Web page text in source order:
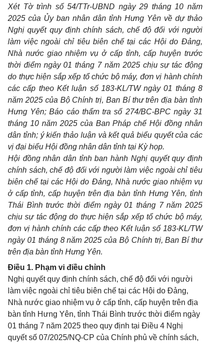
Xét Tờ trình số 54/TTr-UBND ngày 29 tháng 10 năm
2025 của Ủy ban nhân dân tỉnh Hưng Yên về dự thảo
Nghị quyết quy định chính sách, chế độ đối với người
làm việc ngoài chỉ tiêu biên chế tại các Hội do Đảng,
Nhà nước giao nhiệm vụ ở cấp tỉnh, cấp huyện trước
thời điểm ngày 01 tháng 7 năm 2025 chịu sự tác động
do thực hiện sắp xếp tổ chức bộ máy, đơn vị hành chính
các cấp theo Kết luận số 183-KL/TW ngày 01 tháng 8
năm 2025 của Bộ Chính trị, Ban Bí thư trên địa bàn tỉnh
Hưng Yên; Báo cáo thẩm tra số 274/BC-BPC ngày 31
tháng 10 năm 2025 của Ban Pháp chế Hội đồng nhân
dân tỉnh; ý kiến thảo luận và kết quả biểu quyết của các
vị đại biểu Hội đồng nhân dân tỉnh tại Kỳ họp.
Hội đồng nhân dân tỉnh ban hành Nghị quyết quy định
chính sách, chế độ đối với người làm việc ngoài chỉ tiêu
biên chế tại các Hội do Đảng, Nhà nước giao nhiệm vụ
ở cấp tỉnh, cấp huyện trên địa bàn tỉnh Hưng Yên, tỉnh
Thái Bình trước thời điểm ngày 01 tháng 7 năm 2025
chịu sự tác động do thực hiện sắp xếp tổ chức bộ máy,
đơn vị hành chính các cấp theo Kết luận số 183-KL/TW
ngày 01 tháng 8 năm 2025 của Bộ Chính trị, Ban Bí thư
trên địa bàn tỉnh Hưng Yên.
Điều 1. Phạm vi điều chỉnh
Nghị quyết quy định chính sách, chế độ đối với người
làm việc ngoài chỉ tiêu biên chế tại các Hội do Đảng,
Nhà nước giao nhiệm vụ ở cấp tỉnh, cấp huyện trên địa
bàn tỉnh Hưng Yên, tỉnh Thái Bình trước thời điểm ngày
01 tháng 7 năm 2025 theo quy định tại Điều 4 Nghị
quyết số 07/2025/NQ-CP của Chính phủ về chính sách,